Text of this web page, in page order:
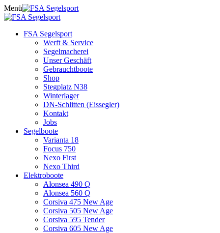
Skip
to
Menü
FSA Segelsport
Werft & Service
Segelmacherei
Unser Geschäft
Gebrauchtboote
Shop
Stegplatz N38
Winterlager
DN-Schlitten (Eissegler)
Kontakt
Jobs
Segelboote
Varianta 18
Focus 750
Nexo First
Nexo Third
Elektroboote
Alonsea 490 Q
Alonsea 560 Q
Corsiva 475 New Age
Corsiva 505 New Age
Corsiva 595 Tender
Corsiva 605 New Age